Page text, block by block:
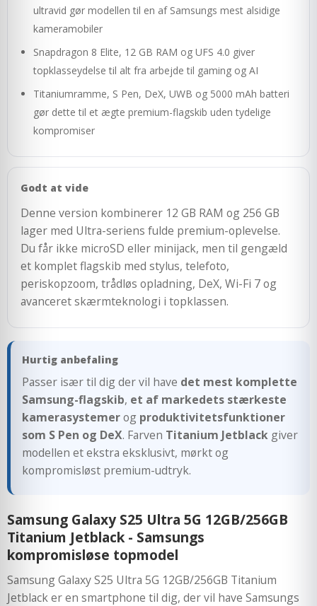
ultravid gør modellen til en af Samsungs mest alsidige
kameramobiler
Snapdragon 8 Elite, 12 GB RAM og UFS 4.0 giver
topklasseydelse til alt fra arbejde til gaming og AI
Titaniumramme, S Pen, DeX, UWB og 5000 mAh batteri
gør dette til et ægte premium-flagskib uden tydelige
kompromiser
Godt at vide
Denne version kombinerer 12 GB RAM og 256 GB
lager med Ultra-seriens fulde premium-oplevelse.
Du får ikke microSD eller minijack, men til gengæld
et komplet flagskib med stylus, telefoto,
periskopzoom, trådløs opladning, DeX, Wi-Fi 7 og
avanceret skærmteknologi i topklassen.
Hurtig anbefaling
Passer især til dig der vil have det mest komplette
Samsung-flagskib, et af markedets stærkeste
kamerasystemerog produktivitetsfunktioner
som S Pen og DeX. Farven Titanium Jetblack giver
modellen et ekstra eksklusivt, mørkt og
kompromisløst premium-udtryk.
Samsung Galaxy S25 Ultra 5G 12GB/256GB
Titanium Jetblack - Samsungs
kompromisløse topmodel
Samsung Galaxy S25 Ultra 5G 12GB/256GB Titanium
Jetblack er en smartphone til dig, der vil have Samsungs